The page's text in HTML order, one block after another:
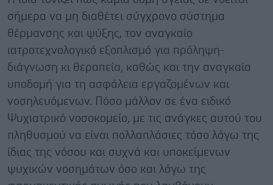
σήμερα να μη διαθέτει σύγχρονο σύστημα
θέρμανσης και ψύξης, τον αναγκαίο
ιατροτεχνολογικό εξοπλισμό για πρόληψη-
διάγνωση κι θεραπεία, καθώς και την αναγκαία
υποδομή για τη ασφάλεια εργαζομένων και
νοσηλευόμενων. Πόσο μάλλον σε ένα ειδικό
Ψυχιατρικό νοσοκομείο, με τις ανάγκες αυτού του
πληθυσμού να είναι πολλαπλάσιες τόσο λόγω της
ίδιας της νόσου και συχνά και υποκείμενων
ψυχικών νοσημάτων όσο και λόγω της